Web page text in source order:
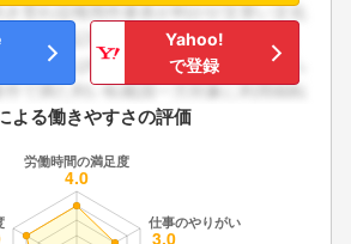
Yahoo!
で登録
よる働きやすさの評価